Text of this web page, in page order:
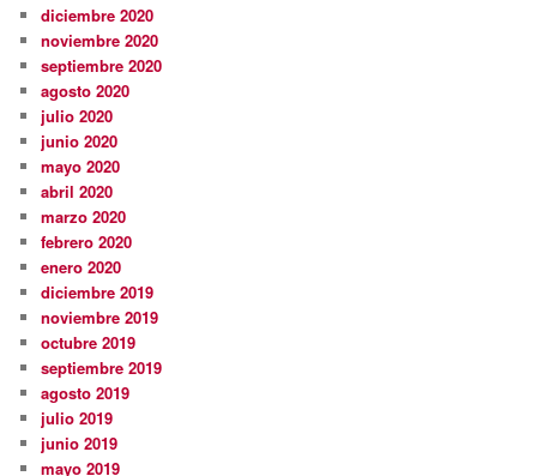
diciembre 2020
noviembre 2020
septiembre 2020
agosto 2020
julio 2020
junio 2020
mayo 2020
abril 2020
marzo 2020
febrero 2020
enero 2020
diciembre 2019
noviembre 2019
octubre 2019
septiembre 2019
agosto 2019
julio 2019
junio 2019
mayo 2019